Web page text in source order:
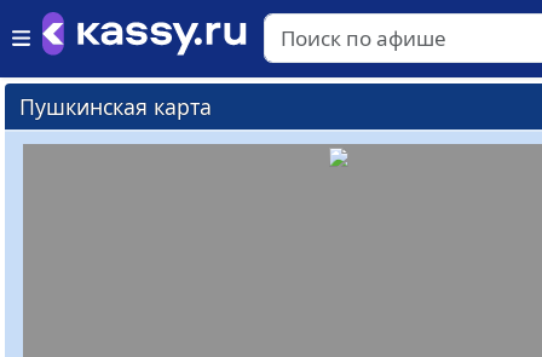
Пушкинская карта